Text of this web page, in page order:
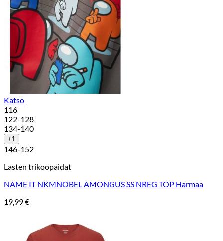
Katso
116
122-128
134-140
+1
146-152
Lasten trikoopaidat
NAME IT NKMNOBEL AMONGUS SS NREG TOP Harmaa
19,99€